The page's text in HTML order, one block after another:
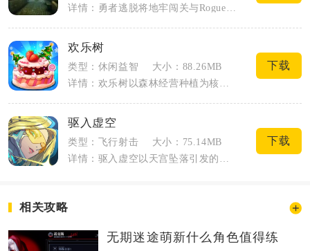
详情：勇者逃脱将地牢闯关与Roguelite随机机制结合，玩家化身被困在地底迷宫的...
欢乐树
类型：休闲益智
大小：88.26MB
详情：欢乐树以森林经营种植为核心内容，玩家化身森林守护者打理整片专属林地，日常收集...
下载
驱入虚空
类型：飞行射击
大小：75.14MB
详情：驱入虚空以天宫坠落引发的虚空异界入侵为故事主线，是融合第三人称射击、跑酷位移...
下载
相关攻略
无期迷途萌新什么角色值得练